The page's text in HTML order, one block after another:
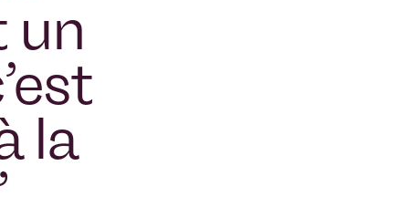
un
la